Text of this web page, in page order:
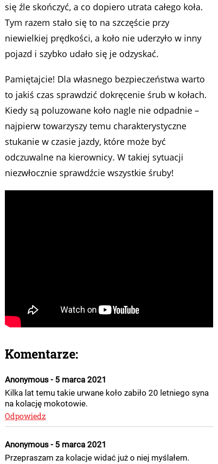
się źle skończyć, a co dopiero utrata całego koła.
Tym razem stało się to na szczęście przy
niewielkiej prędkości, a koło nie uderzyło w inny
pojazd i szybko udało się je odzyskać.
Pamiętajcie! Dla własnego bezpieczeństwa warto
to jakiś czas sprawdzić dokręcenie śrub w kołach.
Kiedy są poluzowane koło nagle nie odpadnie –
najpierw towarzyszy temu charakterystyczne
stukanie w czasie jazdy, które może być
odczuwalne na kierownicy. W takiej sytuacji
niezwłocznie sprawdźcie wszystkie śruby!
Komentarze:
Anonymous - 5 marca 2021
Kilka lat temu takie urwane koło zabiło 20 letniego syna
na kolację mokotowie.
Odpowiedz
Anonymous - 5 marca 2021
Przepraszam za kolacje widać już o niej myślałem.